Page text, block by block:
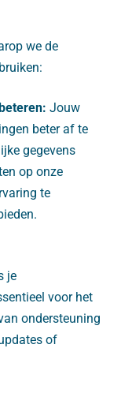
we de
Jouw
beter af te
gegevens
op onze
te
je
voor het
ondersteuning
of